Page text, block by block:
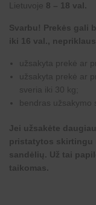
Lietuvoje 8 – 18 val.
Svarbu! Prekės gali
iki 16 val.,
užsakyta prekė ar
užsakyta prekė ar
sveria iki 30 kg;
bendras užsakymo
Jei užsakėte
pristatytos skirtingu
sandėlių. Už tai
taikomas.